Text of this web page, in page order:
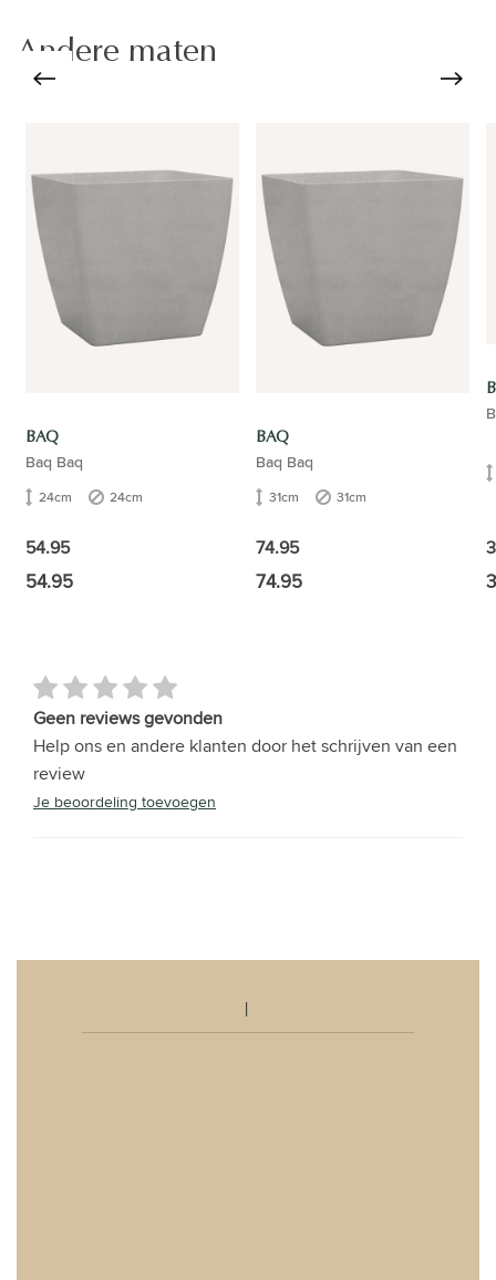
Andere maten
BAQ
Baq Baq
24cm 24cm
54.95
54.95
BAQ
Baq Baq
31cm 31cm
74.95
74.95
Geen reviews gevonden
Help ons en andere klanten door het schrijven van een
review
Je beoordeling toevoegen